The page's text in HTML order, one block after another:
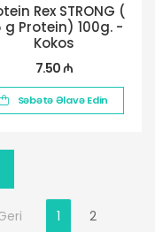
Rex STRONG (
g Protein) 100g. -
Kokos
7.50 ₼
Səbətə Əlavə Edin
1
2